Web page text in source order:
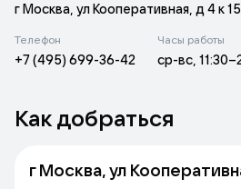
оборудованием (свет, звук). В
король», «Вождь краснокожих»,
детская премьера сезона —
приключенческие спектакли,
школьников младших классов.
г Москва, ул Кооперативная, д 4 к 15
Телефон
+7 (495) 699-36-42
Часы работы
ср-вс,
Как добраться
г Москва, ул